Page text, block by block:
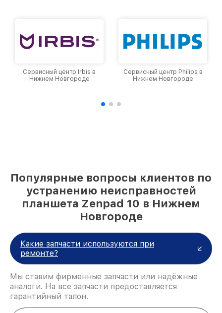
Сервисный центр Irbis в
Нижнем Новгороде
Сервисный центр Philips в
Нижнем Новгороде
Популярные вопросы клиентов по
устранению неисправностей
планшета Zenpad 10 в Нижнем
Новгороде
Какие запчасти используются при
ремонте?
Мы ставим фирменные запчасти или надёжные
аналоги. На все запчасти предоставляется
гарантийный талон.